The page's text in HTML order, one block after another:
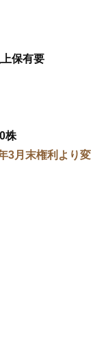
保有要
株
3月末権利より変